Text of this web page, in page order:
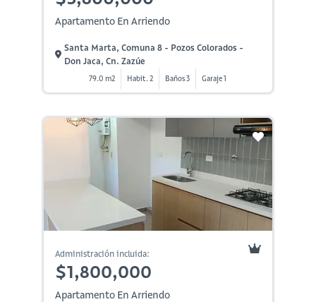
Apartamento En Arriendo
Santa Marta, Comuna 8 - Pozos Colorados -
Don Jaca, Cn. Zazúe
79.0 m2 Habit. 2 Baños 3 Garaje 1
Administración incluida:
$1,800,000
Apartamento En Arriendo